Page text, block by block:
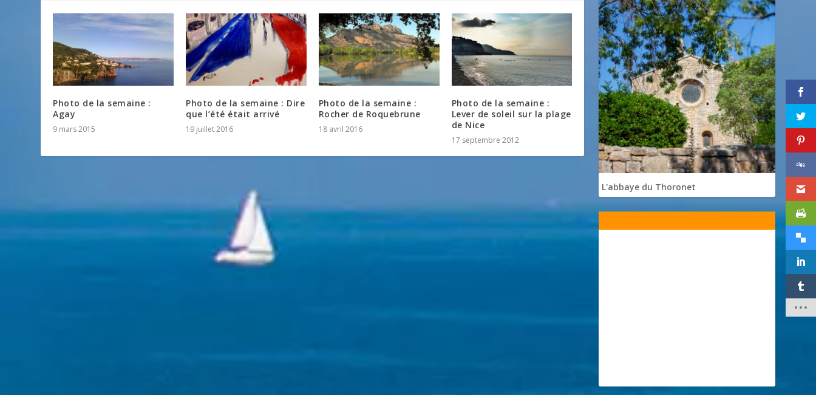
Photo de la semaine :
Agay
9 mars 2015
Photo de la semaine : Dire
que l’été était arrivé
19 juillet 2016
Photo de la semaine :
Rocher de Roquebrune
18 avril 2016
Photo de la semaine :
Lever de soleil sur la plage
de Nice
17 septembre 2012
L'abbaye du Thoronet